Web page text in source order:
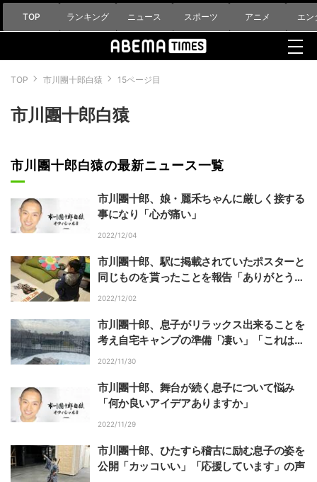
TOP ランキング ニュース スポーツ アニメ エン
TOP 市川團十郎白猿 15ページ目
市川團十郎白猿
市川團十郎白猿の最新ニュース一覧
市川團十郎、娘・麗禾ちゃんに厳しく接する
事になり「心が痛い」
2022/12/04
市川團十郎、駅に掲載されていたポスターと
同じものを貰ったことを報告「ありがとうご
ざいます」
2022/12/02
市川團十郎、息子がリラックス出来ることを
考え自宅キャンプの準備「凄い」「これは楽
しそう」の声
2022/11/30
市川團十郎、舞台が続く息子について悩み
「何か良いアイデアありますか」
2022/11/29
市川團十郎、ひたすら稽古に励む息子の姿を
公開「カッコいい」「応援しています」の声